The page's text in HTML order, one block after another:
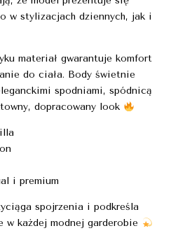
w stylizacjach dziennych, jak i
materiał gwarantuje komfort
do ciała. Body świetnie
spodniami, spódnicą
dopracowany look
i premium
spojrzenia i podkreśla
każdej modnej garderobie